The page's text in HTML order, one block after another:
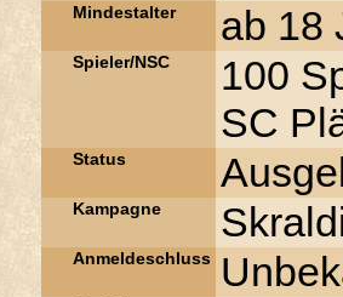
Mindestalter ab 18
Spieler/NSC
100
SC
Status
Kampagne
Anmeldeschluss